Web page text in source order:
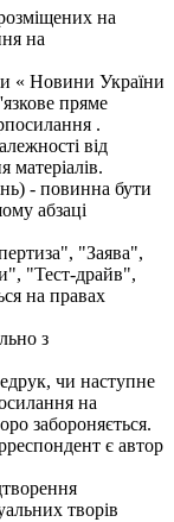
на
на
« Новини України
пряме
.
від
матеріалів.
- повинна бути
абзаці
"Заява",
"Тест-драйв",
на правах
з
чи наступне
на
забороняється.
є автор
творів